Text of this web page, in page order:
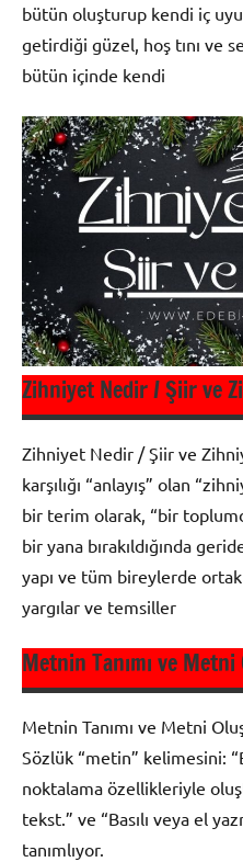
bütün oluşturup kendi iç
getirdiği güzel, hoş tını ve
bütün içinde kendi
Şiir
Bilgisi
Zihniyet Nedir / Şiir ve
Zihniyet Nedir / Şiir ve
karşılığı “anlayış” olan
bir terim olarak, “bir
bir yana bırakıldığında
yapı ve tüm bireylerde
yargılar ve temsiller
Metin
Şiir
Bilgisi
Metnin Tanımı ve
Metnin Tanımı ve Metni
Sözlük “metin” kelimesini:
noktalama özellikleriyle
tekst.” ve “Basılı veya el
tanımlıyor.